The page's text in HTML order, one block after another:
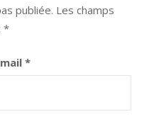
publiée. Les champs
*
*